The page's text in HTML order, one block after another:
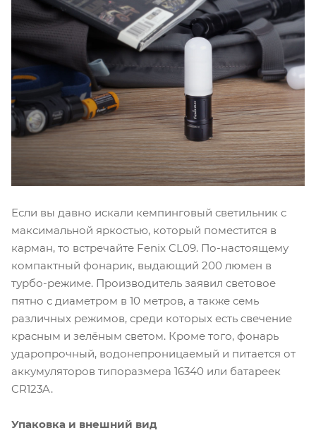
Если вы давно искали кемпинговый светильник с
максимальной яркостью, который поместится в
карман, то встречайте Fenix CL09. По-настоящему
компактный фонарик, выдающий 200 люмен в
турбо-режиме. Производитель заявил световое
пятно с диаметром в 10 метров, а также семь
различных режимов, среди которых есть свечение
красным и зелёным светом. Кроме того, фонарь
ударопрочный, водонепроницаемый и питается от
аккумуляторов типоразмера 16340 или батареек
CR123A.
Упаковка и внешний вид